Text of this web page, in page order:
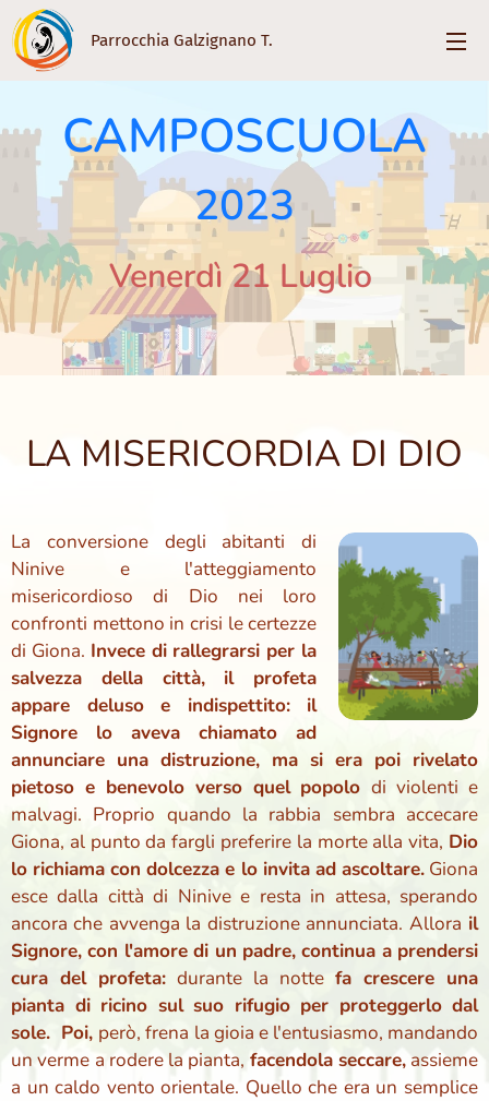
Parrocchia Galzignano T.
CAMPOSCUOLA
2023
Venerdì 21 Luglio
LA MISERICORDIA DI DIO
La conversione degli abitanti di
Ninive e l'atteggiamento
misericordioso di Dio nei loro
confronti mettono in crisi le certezze
di Giona. Invece di rallegrarsi per la
salvezza della città, il profeta
appare deluso e indispettito: il
Signore lo aveva chiamato ad
annunciare una distruzione, ma si era poi rivelato
pietoso e benevolo verso quel popolodi violenti e
malvagi. Proprio quando la rabbia sembra accecare
Giona, al punto da fargli preferire la morte alla vita, Dio
lo richiama con dolcezza e lo invita ad ascoltare.Giona
esce dalla città di Ninive e resta in attesa, sperando
ancora che avvenga la distruzione annunciata. Allora il
Signore, con l'amore di un padre, continua a prendersi
cura del profeta: durante la notte fa crescere una
pianta di ricino sul suo rifugio per proteggerlo dal
sole. Poi, però, frena la gioia e l'entusiasmo, mandando
un verme a rodere la pianta, facendola seccare,assieme
a un caldo vento orientale. Quello che era un semplice